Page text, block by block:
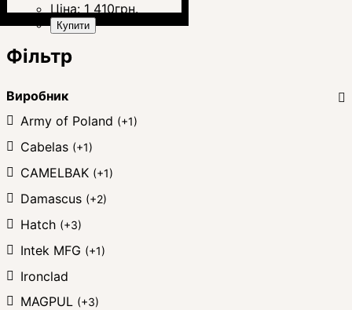
Ціна:1 410грн.
Купити
Фільтр
Виробник
Army of Poland (+1)
Cabelas (+1)
CAMELBAK (+1)
Damascus (+2)
Hatch (+3)
Intek MFG (+1)
Ironclad
MAGPUL (+3)